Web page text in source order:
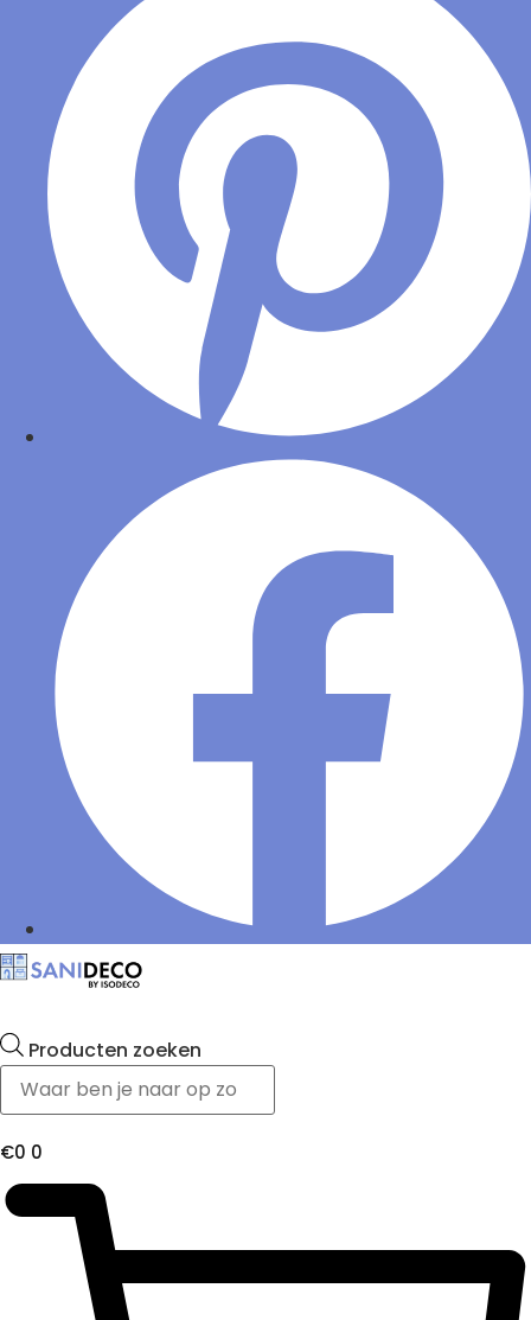
Producten zoeken
€0 0